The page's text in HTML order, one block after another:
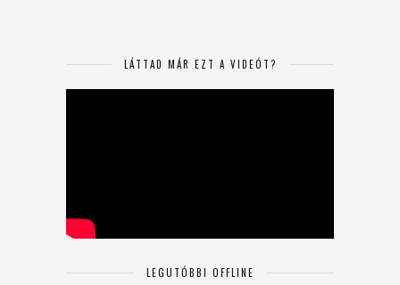
LÁTTAD MÁR EZT A VIDEÓT?
LEGUTÓBBI OFFLINE